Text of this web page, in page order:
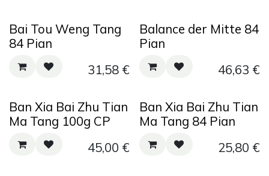
Bai Tou Weng Tang
84 Pian
31,58€
Balance der Mitte 84
Pian
46,63 €
Ban Xia Bai Zhu Tian
Ma Tang 100g CP
45,00 €
Ban Xia Bai Zhu Tian
Ma Tang 84 Pian
25,80 €